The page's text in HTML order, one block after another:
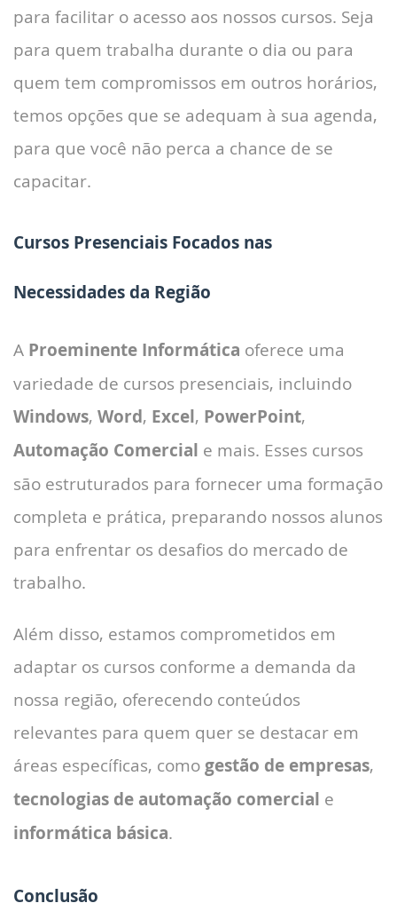
para facilitar o acesso aos nossos cursos. Seja
para quem trabalha durante o dia ou para
quem tem compromissos em outros horários,
temos opções que se adequam à sua agenda,
para que você não perca a chance de se
capacitar.
Cursos Presenciais Focados nas
Necessidades da Região
A Proeminente Informática oferece uma
variedade de cursos presenciais, incluindo
Windows, Word, Excel, PowerPoint,
Automação Comercial e mais. Esses cursos
são estruturados para fornecer uma formação
completa e prática, preparando nossos alunos
para enfrentar os desafios do mercado de
trabalho.
Além disso, estamos comprometidos em
adaptar os cursos conforme a demanda da
nossa região, oferecendo conteúdos
relevantes para quem quer se destacar em
áreas específicas, como gestão de empresas,
tecnologias de automação comercial e
informática básica.
Conclusão